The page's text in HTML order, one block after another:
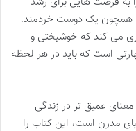
همچون یک دوست خردمند،
می کند که خوشبختی و
است که باید در هر لحظه
عمیق تر در زندگی
مدرن است، این کتاب را